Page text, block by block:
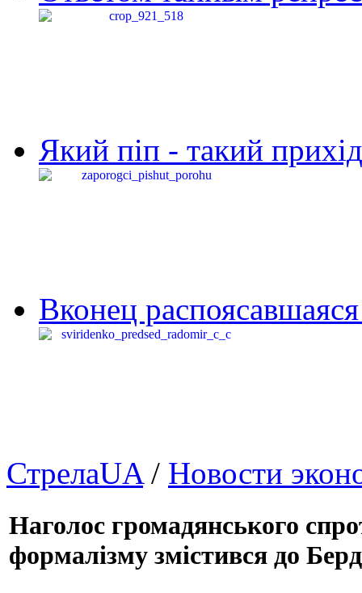
Який піп - такий
Вконец
СтрелаUA/ Новости
Наголос громадянського
формалізму змістився до